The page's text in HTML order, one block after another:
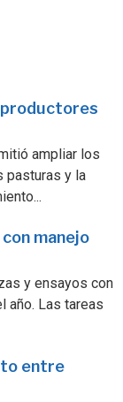
ampliar los
pasturas y la
manejo
y ensayos con
año. Las tareas
entre